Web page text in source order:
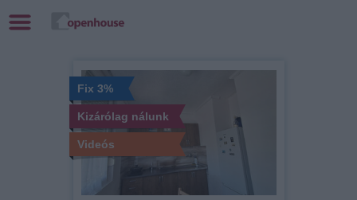
Fix 3%
Kizárólag nálunk
Videós